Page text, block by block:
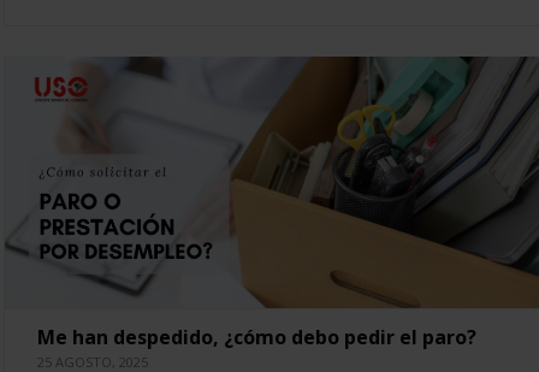
Me han despedido, ¿cómo debo pedir el paro?
25 AGOSTO, 2025